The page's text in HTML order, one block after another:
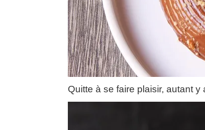
Quitte à se faire plaisir, autant y